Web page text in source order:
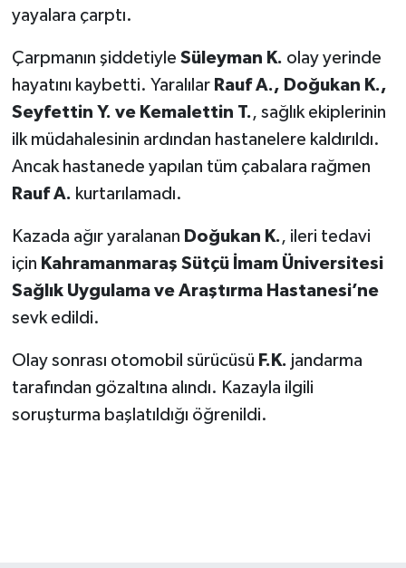
yayalara çarptı.
Çarpmanın şiddetiyle Süleyman K. olay yerinde
hayatını kaybetti. Yaralılar Rauf A., Doğukan K.,
Seyfettin Y. ve Kemalettin T., sağlık ekiplerinin
ilk müdahalesinin ardından hastanelere kaldırıldı.
Ancak hastanede yapılan tüm çabalara rağmen
Rauf A. kurtarılamadı.
Kazada ağır yaralanan Doğukan K., ileri tedavi
için Kahramanmaraş Sütçü İmam Üniversitesi
Sağlık Uygulama ve Araştırma Hastanesi’ne
sevk edildi.
Olay sonrası otomobil sürücüsü F.K. jandarma
tarafından gözaltına alındı. Kazayla ilgili
soruşturma başlatıldığı öğrenildi.
BİLİMNET
Yemek
SİVİL TOPLUM
KİM KİMDİR
ÇEK GÖNDER
KİTAP
HEDEF2020